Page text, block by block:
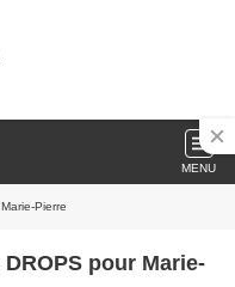
MENU
Pierre
pour Marie-